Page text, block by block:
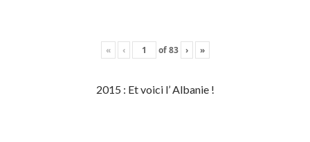
« ‹ of83 › »
2015 : Et voici l’ Albanie !